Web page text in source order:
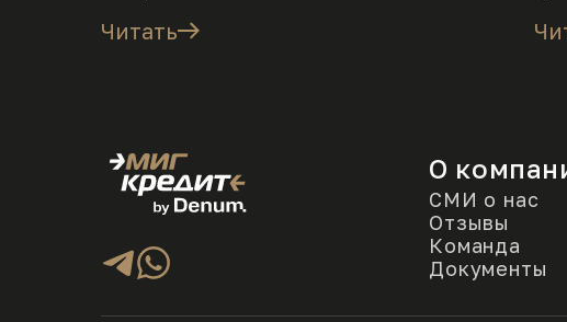
Читать
О
СМИ о нас
Отзывы
Команда
Документы